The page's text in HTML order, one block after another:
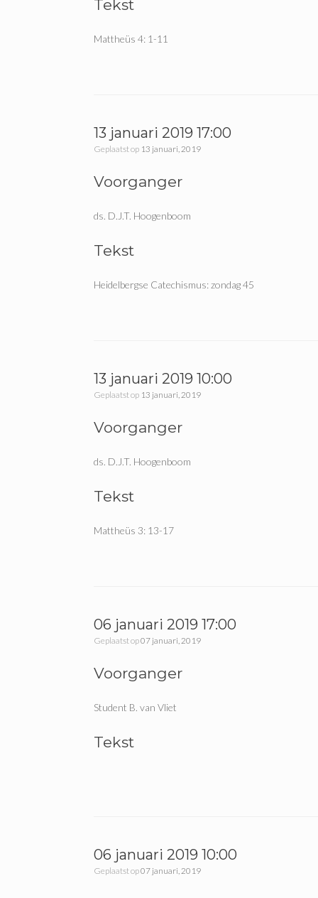
Tekst
Mattheüs 4: 1-11
13 januari 2019 17:00
Geplaatst op 13 januari, 2019
Voorganger
ds. D.J.T. Hoogenboom
Tekst
Heidelbergse Catechismus: zondag 45
13 januari 2019 10:00
Geplaatst op 13 januari, 2019
Voorganger
ds. D.J.T. Hoogenboom
Tekst
Mattheüs 3: 13-17
06 januari 2019 17:00
Geplaatst op07 januari, 2019
Voorganger
Student B. van Vliet
Tekst
06 januari 2019 10:00
Geplaatst op07 januari, 2019